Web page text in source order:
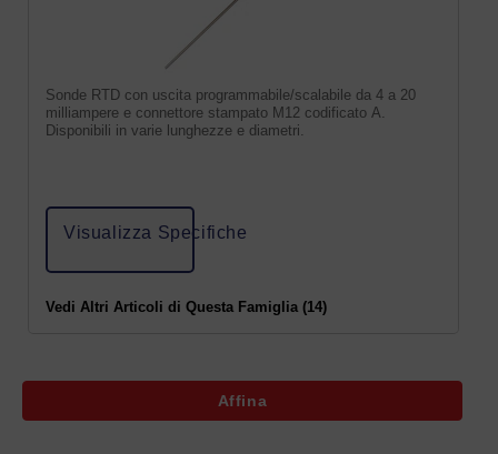
Sonde RTD con uscita programmabile/scalabile da 4 a 20
milliampere e connettore stampato M12 codificato A.
Disponibili in varie lunghezze e diametri.
Visualizza Specifiche
Vedi Altri Articoli di Questa Famiglia (14)
Affina